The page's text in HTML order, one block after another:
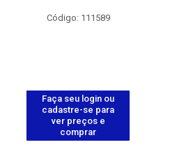
Código: 111589
Faça seu login ou
cadastre-se para
ver preços e
comprar